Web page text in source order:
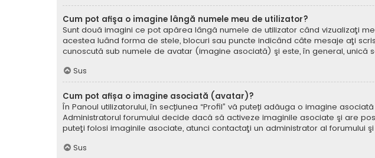
Cum pot afişa o imagine lângă numele meu de utilizator?
Sunt două imagini ce pot apărea lângă numele de utilizator când vizualizaţi
acestea luând forma de stele, blocuri sau puncte indicând câte mesaje aţi
cunoscută sub numele de avatar (imagine asociată) şi este, în general, unică
Sus
Cum pot afișa o imagine asociată (avatar)?
În Panoul utilizatorului, în secțiunea “Profil” vă puteți adăuga o imagine
Administratorul forumului decide dacă să activeze imaginile asociate şi are
puteţi folosi imaginile asociate, atunci contactaţi un administrator al
Sus